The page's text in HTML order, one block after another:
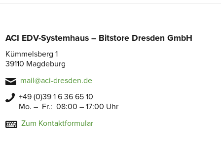
ACI EDV-Systemhaus – Bitstore Dresden GmbH
Kümmelsberg 1
39110 Magdeburg
mail@aci-dresden.de
+49 (0)39 1 6 36 65 10
Mo. – Fr.: 08:00 – 17:00 Uhr
Zum Kontaktformular